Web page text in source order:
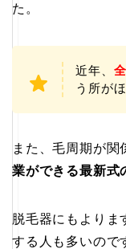
た。
近年、
う所が
また、毛周期が関
業ができる最新式
脱毛器にもよりま
する人も多いので